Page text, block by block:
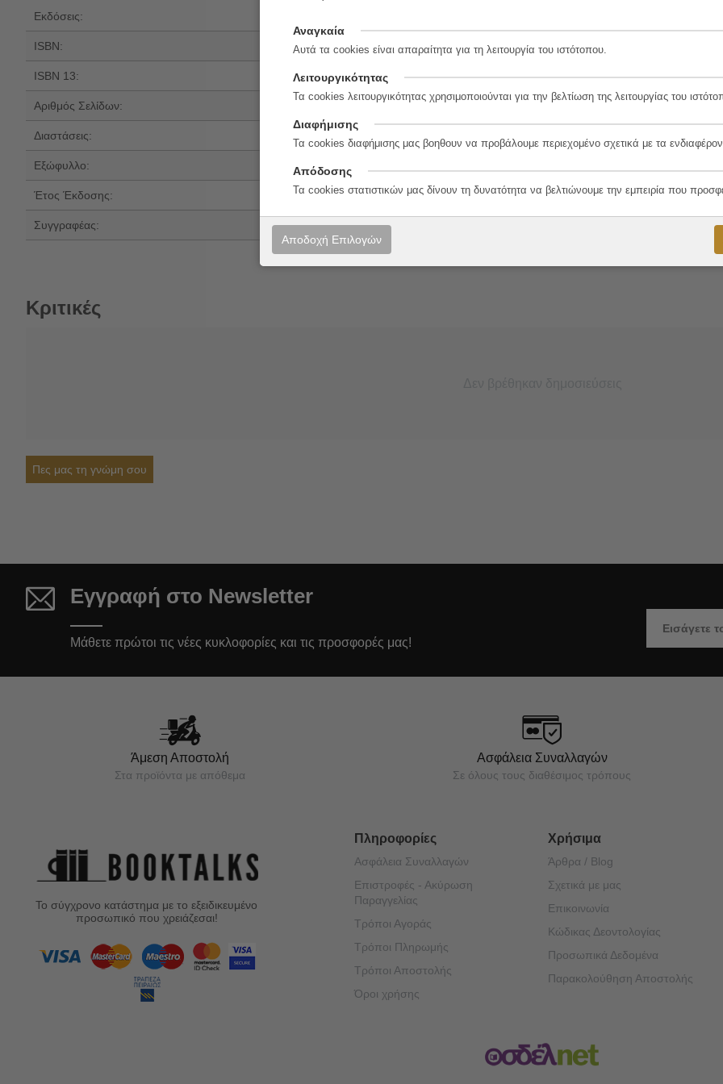
Εκδόσεις:
ISBN: 618-5191-45-8
ISBN 13: 978-618-5191-45-0
Αριθμός Σελίδων:
Διαστάσεις:
Εξώφυλλο: Μαλακό εξώφυλλο
Έτος Έκδοσης: 2016
Συγγραφέας: Βασίλης Κατσικονούρης
Κριτικές
Πες μας τη γνώμη σου
Εγγραφή στο Newsletter
Μάθετε πρώτοι τις νέες κυκλοφορίες και τις προσφορές μας!
Άμεση Αποστολή
Στα προϊόντα με απόθεμα
Ασφάλεια Συναλλαγών
Σε όλους τους διαθέσιμος τρόπους
Το σύγχρονο κατάστημα με το εξειδικευμένο
προσωπικό που χρειάζεσαι!
Πληροφορίες
Ασφάλεια Συναλλαγών
Επιστροφές - Ακύρωση
Παραγγελίας
Τρόποι Αγοράς
Τρόποι Πληρωμής
Τρόποι Αποστολής
Όροι χρήσης
Χρήσιμα
Άρθρα / Blog
Σχετικά με μας
Επικοινωνία
Κώδικας Δεοντολογίας
Προσωπικά Δεδομένα
Παρακολούθηση Αποστολής
Αναγκαία
Αυτά τα cookies είναι απαραίτητα για τη λειτουργία του ιστότοπου.
Λειτουργικότητας
Τα cookies λειτουργικότητας χρησιμοποιούνται για την βελτίωση της λειτουργίας του
Διαφήμισης
Τα cookies διαφήμισης μας βοηθουν να προβάλουμε περιεχομένο σχετικά με τα
Απόδοσης
Τα cookies στατιστικών μας δίνουν τη δυνατότητα να βελτιώνουμε την εμπειρία που
Αποδοχή Επιλογών